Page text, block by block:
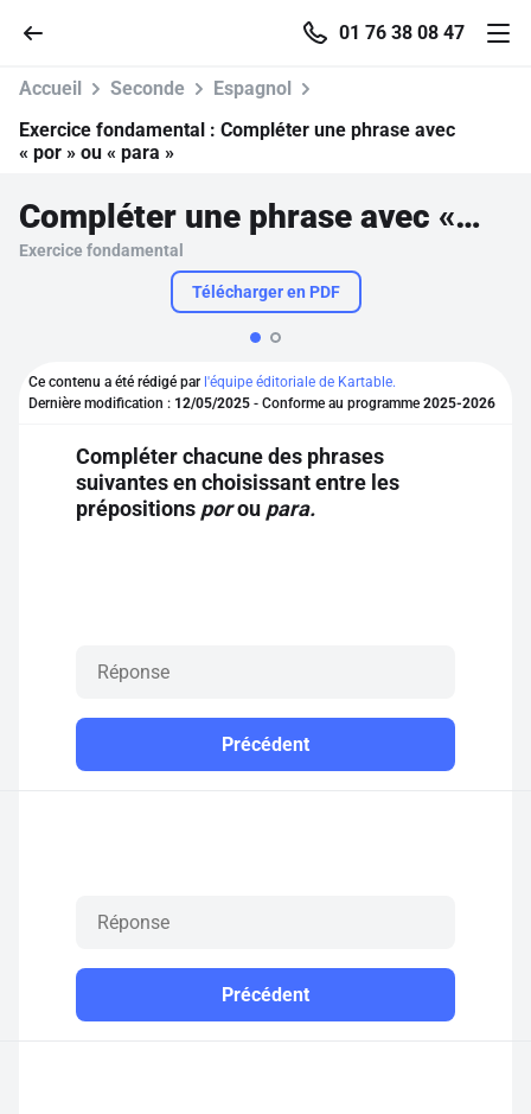
01 76 38 08 47
Parcourir
Se connecter
S'inscrire gratuitement
Pour profiter de 10 contenus offerts.
Accueil Seconde
Espagnol
Exercice fondamental : Compléter une phrase avec
« por » ou « para »
Compléter une phrase avec « por » ou « para »
Exercice fondamental
Télécharger en PDF
Ce contenu a été rédigé par l'équipe éditoriale de Kartable.
Dernière modification : 12/05/2025 - Conforme au programme 2025-2026
Compléter chacune des phrases
suivantes en choisissant entre les
prépositions porou para.
Précédent
Précédent